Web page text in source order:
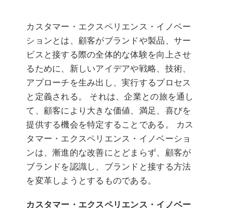
カスタマー・エクスペリエンス・イノベー
ションとは、顧客がブランドや製品、サー
ビスと接する際の全体的な体験を向上させ
るために、新しいアイデアや戦略、技術、
アプローチを生み出し、実行するプロセス
と定義される。 それは、企業との旅を通し
て、顧客により大きな価値、満足、喜びを
提供する機会を特定することである。 カス
タマー・エクスペリエンス・イノベーショ
ンは、漸進的な改善にとどまらず、顧客が
ブランドを認識し、ブランドと接する方法
を変革しようとするものである。
カスタマー・エクスペリエンス・イノベー